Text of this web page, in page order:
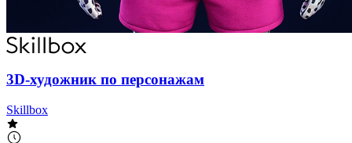
3D-художник по персонажам
Skillbox